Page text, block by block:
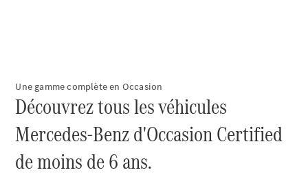
Trouvez un
véhicule
neuf en
stock
Configurez
Une gamme complète en Occasion
Découvrez tous les véhicules
Mercedes-Benz d'Occasion Certified
de moins de 6 ans.